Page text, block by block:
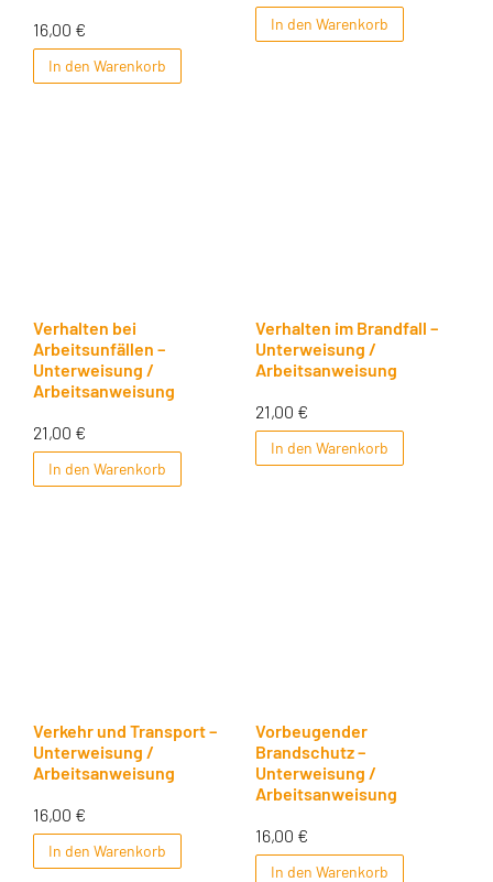
16,00 €
In den Warenkorb
In den Warenkorb
Verhalten bei
Arbeitsunfällen –
Unterweisung /
Arbeitsanweisung
21,00 €
In den Warenkorb
Verhalten im Brandfall –
Unterweisung /
Arbeitsanweisung
21,00 €
In den Warenkorb
Verkehr und Transport –
Unterweisung /
Arbeitsanweisung
16,00 €
In den Warenkorb
Vorbeugender
Brandschutz –
Unterweisung /
Arbeitsanweisung
16,00 €
In den Warenkorb